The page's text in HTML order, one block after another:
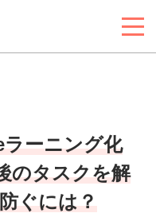
ーニング化
のタスクを解
ぐには？